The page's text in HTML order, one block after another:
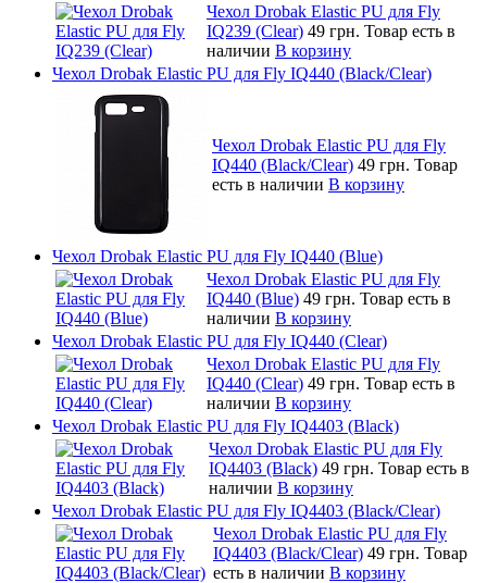
Чехол Drobak Elastic PU для Fly
IQ239 (Clear) 49 грн. Товар есть в
наличии В корзину
Чехол Drobak Elastic PU для Fly IQ440 (Black/Clear)
Чехол Drobak Elastic PU для Fly
IQ440 (Black/Clear) 49 грн. Товар
есть в наличии В корзину
Чехол Drobak Elastic PU для Fly IQ440 (Blue)
Чехол Drobak Elastic PU для Fly
IQ440 (Blue) 49 грн. Товар есть в
наличии В корзину
Чехол Drobak Elastic PU для Fly IQ440 (Clear)
Чехол Drobak Elastic PU для Fly
IQ440 (Clear) 49 грн. Товар есть в
наличии В корзину
Чехол Drobak Elastic PU для Fly IQ4403 (Black)
Чехол Drobak Elastic PU для Fly
IQ4403 (Black) 49 грн. Товар есть в
наличии В корзину
Чехол Drobak Elastic PU для Fly IQ4403 (Black/Clear)
Чехол Drobak Elastic PU для Fly
IQ4403 (Black/Clear) 49 грн. Товар
есть в наличии В корзину